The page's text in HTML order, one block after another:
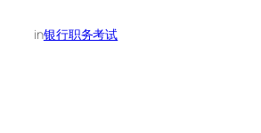
in银行职务考试